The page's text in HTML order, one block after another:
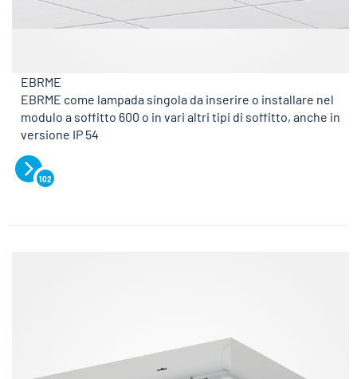
EBRME
EBRME come lampada singola da inserire o installare nel
modulo a soffitto 600 o in vari altri tipi di soffitto, anche in
versione IP 54
102